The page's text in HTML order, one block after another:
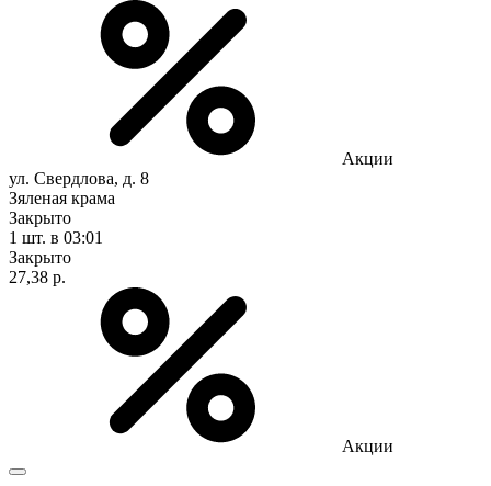
Акции
ул. Свердлова, д. 8
Зяленая крама
Закрыто
1 шт. в 03:01
Закрыто
27,38 р.
Акции